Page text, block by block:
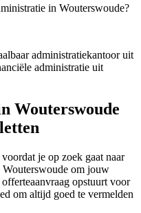
in Wouterswoude?
administratiekantoor uit
administratie uit
Wouterswoude
je op zoek gaat naar
om jouw
opstuurt voor
om altijd goed te vermelden